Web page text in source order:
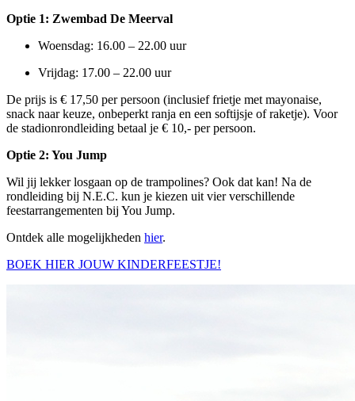
Optie 1: Zwembad De Meerval
Woensdag: 16.00 – 22.00 uur
Vrijdag: 17.00 – 22.00 uur
De prijs is € 17,50 per persoon (inclusief frietje met mayonaise,
snack naar keuze, onbeperkt ranja en een softijsje of raketje). Voor
de stadionrondleiding betaal je € 10,- per persoon.
Optie 2: You Jump
Wil jij lekker losgaan op de trampolines? Ook dat kan! Na de
rondleiding bij N.E.C. kun je kiezen uit vier verschillende
feestarrangementen bij You Jump.
Ontdek alle mogelijkheden hier.
BOEK HIER JOUW KINDERFEESTJE!